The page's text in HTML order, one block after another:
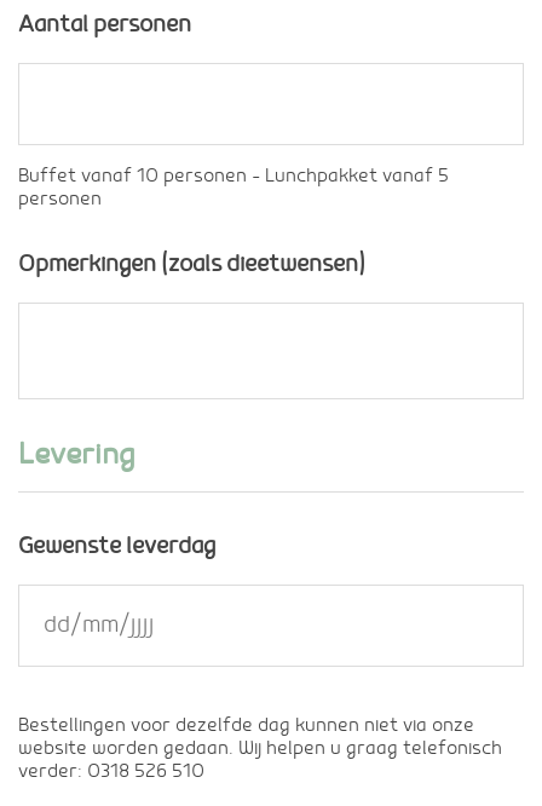
Aantal personen
Buffet vanaf 10 personen - Lunchpakket vanaf 5
personen
Opmerkingen (zoals dieetwensen)
Levering
Gewenste leverdag
Bestellingen voor dezelfde dag kunnen niet via onze
website worden gedaan. Wij helpen u graag telefonisch
verder: 0318 526 510